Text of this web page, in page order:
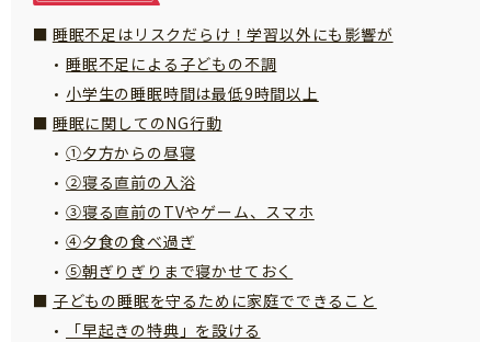
「こそだてまっぷ」とは
サイトのご利⽤にあたって
個⼈情報について
お問い合わせ
睡眠不足はリスクだらけ！学習以外にも影響が
睡眠不足による子どもの不調
小学生の睡眠時間は最低9時間以上
睡眠に関してのNG行動
➀夕方からの昼寝
②寝る直前の入浴
③寝る直前のTVやゲーム、スマホ
④夕食の食べ過ぎ
⑤朝ぎりぎりまで寝かせておく
子どもの睡眠を守るために家庭でできること
「早起きの特典」を設ける